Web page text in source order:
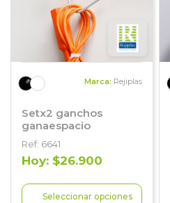
Marca: Rejiplas
Setx2 ganchos
ganaespacio
Ref: 6641
Hoy: $26.900
Seleccionar opciones